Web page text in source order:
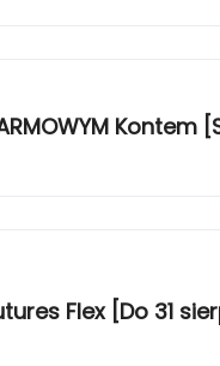
Kontem
Flex [Do 31